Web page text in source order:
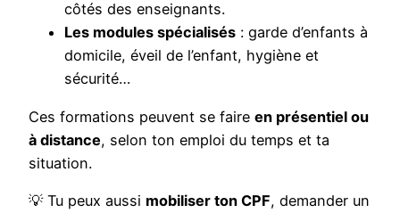
côtés des enseignants.
Les modules spécialisés : garde d’enfants à
domicile, éveil de l’enfant, hygiène et
sécurité…
Ces formations peuvent se faire en présentiel ou
à distance, selon ton emploi du temps et ta
situation.
💡 Tu peux aussi mobiliser ton CPF, demander un